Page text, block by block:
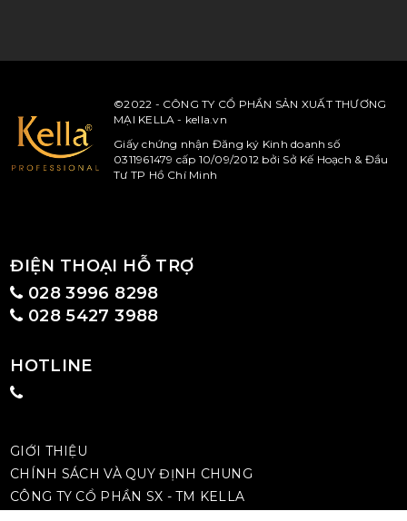
©2022 - CÔNG TY CỔ PHẦN SẢN XUẤT THƯƠNG
MẠI KELLA - kella.vn
Giấy chứng nhận Đăng ký Kinh doanh số
0311961479 cấp 10/09/2012 bởi Sở Kế Hoạch & Đầu
Tư TP Hồ Chí Minh
ĐIỆN THOẠI HỖ TRỢ
028 3996 8298
028 5427 3988
HOTLINE
GIỚI THIỆU
CHÍNH SÁCH VÀ QUY ĐỊNH CHUNG
CÔNG TY CỔ PHẦN SX - TM KELLA